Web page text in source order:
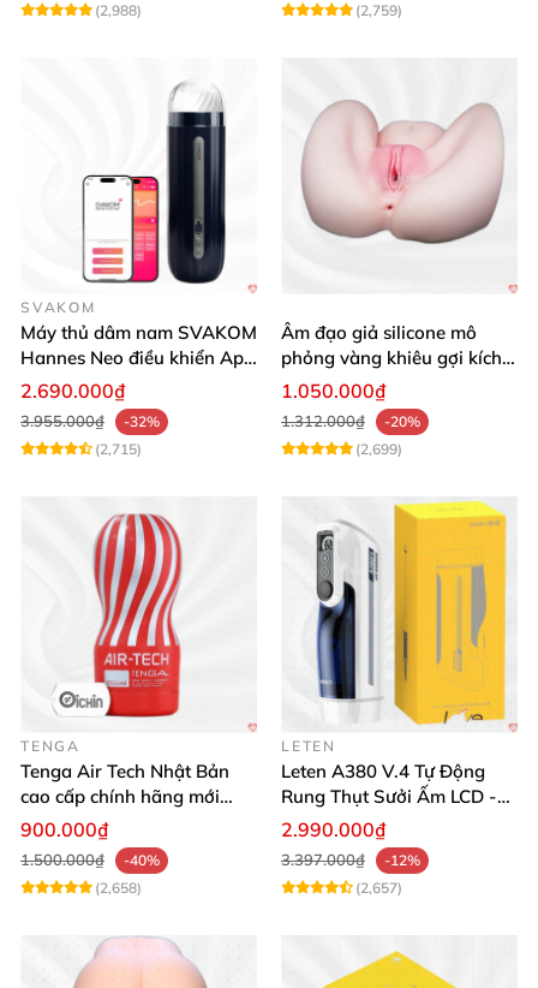
(2,988) (2,759)
SVAKOM
Máy thủ dâm nam SVAKOM
Hannes Neo điều khiển App
tương tác
2.690.000₫
3.955.000₫
-32%
(2,715)
Âm đạo giả silicone mô
phỏng vàng khiêu gợi kích
thích mua
1.050.000₫
1.312.000₫
-20%
(2,699)
TENGA
Tenga Air Tech Nhật Bản
cao cấp chính hãng mới
seal giá tốt
900.000₫
1.500.000₫
-40%
(2,658)
LETEN
Leten A380 V.4 Tự Động
Rung Thụt Sưởi Ấm LCD -
Mua Ngay
2.990.000₫
3.397.000₫
-12%
(2,657)